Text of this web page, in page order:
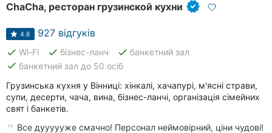
ChaCha, ресторан грузинской кухни
4.6 927 відгуків
done Wi-Fi done бізнес-ланч done банкетний зал
done банкетний зал до 50 осіб
Грузинська кухня у Вінниці: хінкалі, хачапурі, м'ясні страви,
супи, десерти, чача, вина, бізнес-ланчі, організація сімейних
свят і банкетів.
Все дуууууже смачно! Персонал неймовірний, ціни чудові!